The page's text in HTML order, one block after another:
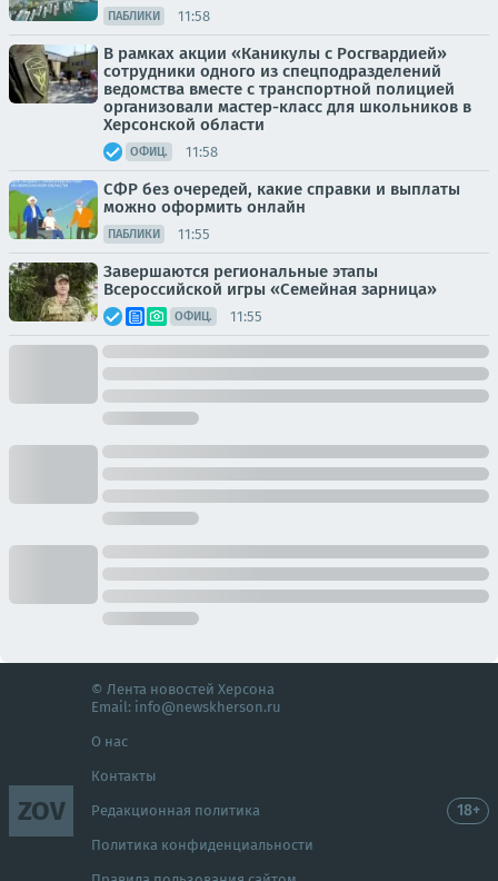
ПАБЛИКИ 11:58
В рамках акции «Каникулы с Росгвардией»
сотрудники одного из спецподразделений
ведомства вместе с транспортной полицией
организовали мастер-класс для школьников в
Херсонской области
ОФИЦ. 11:58
СФР без очередей, какие справки и выплаты
можно оформить онлайн
ПАБЛИКИ 11:55
Завершаются региональные этапы
Всероссийской игры «Семейная зарница»
ОФИЦ. 11:55
ZOV
© Лента новостей Херсона
Email: info@newskherson.ru
О нас
Контакты
Редакционная политика
Политика конфиденциальности
18+